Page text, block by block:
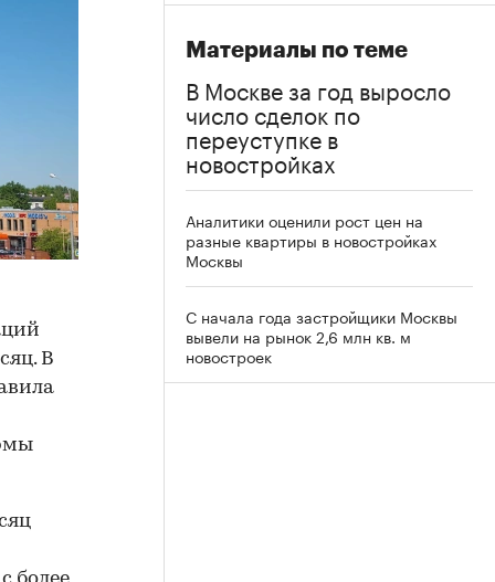
В
Материалы по теме
В Москве за год выросло
число сделок по
переуступке в
новостройках
Аналитики оценили рост цен на
разные квартиры в новостройках
Москвы
С начала года застройщики Москвы
вывели на рынок 2,6 млн кв. м
новостроек